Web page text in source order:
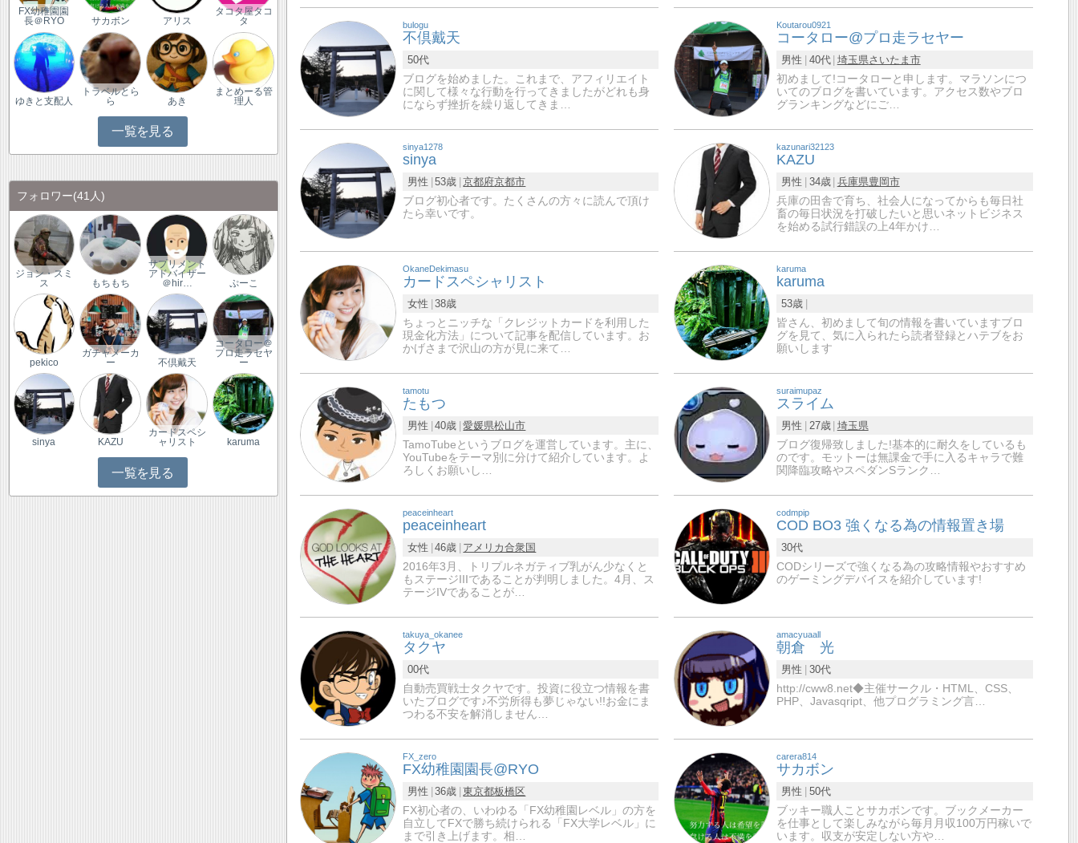
bulogu
不倶戴天
50代
ブログを始めました。これまで、アフィリエイト
に関して様々な行動を行ってきましたがどれも身
にならず挫折を繰り返してきま…
Koutarou0921
コータロー@プロ走ラセヤー
男性 40代 埼玉県さいたま市
初めまして!コータローと申します。マラソンにつ
いてのブログを書いています。アクセス数やブロ
グランキングなどにご…
sinya1278
sinya
男性 53歳 京都府京都市
ブログ初心者です。たくさんの方々に読んで頂け
たら幸いです。
kazunari32123
KAZU
男性 34歳 兵庫県豊岡市
兵庫の田舎で育ち、社会人になってからも毎日社
畜の毎日状況を打破したいと思いネットビジネス
を始める試行錯誤の上4年かけ…
OkaneDekimasu
カードスペシャリスト
女性
38歳
ちょっとニッチな「クレジットカードを利用した
現金化方法」について記事を配信しています。お
かげさまで沢山の方が見に来て…
karuma
karuma
53歳
皆さん、初めまして旬の情報を書いていますブロ
グを見て、気に入られたら読者登録とハテブをお
願いします
tamotu
たもつ
男性 40歳 愛媛県松山市
TamoTubeというブログを運営しています。主に、
YouTubeをテーマ別に分けて紹介しています。よ
ろしくお願いし…
suraimupaz
スライム
男性 27歳 埼玉県
ブログ復帰致しました!基本的に耐久をしているも
のです。モットーは無課金で手に入るキャラで難
関降臨攻略やスペダンSランク…
peaceinheart
peaceinheart
女性 46歳 アメリカ合衆国
2016年3月、トリプルネガティブ乳がん少なくと
もステージIIIであることが判明しました。4月、ス
テージIVであることが…
codmpip
COD BO3 強くなる為の情報置き場
30代
CODシリーズで強くなる為の攻略情報やおすすめ
のゲーミングデバイスを紹介しています!
takuya_okanee
タクヤ
00代
自動売買戦士タクヤです。投資に役立つ情報を書
いたブログです♪不労所得も夢じゃない!!お金にま
つわる不安を解消しません…
amacyuaall
朝倉 光
男性
30代
http://cww8.net◆主催サークル・HTML、CSS、
PHP、Javasqript、他プログラミング言…
FX_zero
FX幼稚園園長@RYO
男性 36歳 東京都板橋区
FX初心者の、いわゆる「FX幼稚園レベル」の方を
自立してFXで勝ち続けられる「FX大学レベル」に
まで引き上げます。相…
carera814
サカボン
男性
50代
ブッキー職人ことサカボンです。ブックメーカー
を仕事として楽しみながら毎月月収100万円稼いで
います。収支が安定しない方や…
FX幼稚園園
長＠RYO
サカボン アリス
タコタ屋タコ
タ
ゆきと支配人
トラベルとら
ら
あき
まとめーる管
理人
一覧を見る
フォロワー(41人)
ジョン・スミ
ス
もちもち
サプリメント
アドバイザー
＠hir…
ぷーこ
pekico
ガチャメーカ
ー
不倶戴天
コータロー＠
プロ走ラセヤ
ー
sinya KAZU
カードスペシ
ャリスト
karuma
一覧を見る